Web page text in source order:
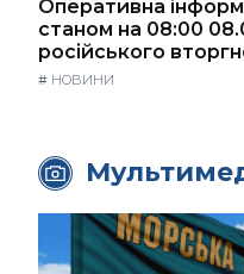
Оперативна
станом на 08:00
російського
# НОВИНИ